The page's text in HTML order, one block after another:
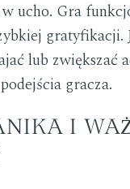
ucho. Gra
gratyfikacji.
lub zwiększać
gracza.
I